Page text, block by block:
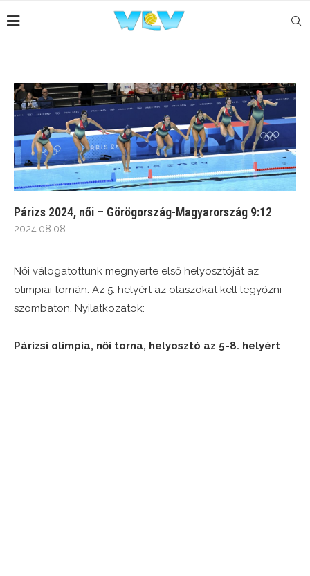
Párizs 2024, női – Görögország-Magyarország 9:12
2024.08.08.
Női válogatottunk megnyerte első helyosztóját az
olimpiai tornán. Az 5. helyért az olaszokat kell legyőzni
szombaton. Nyilatkozatok:
Párizsi olimpia, női torna, helyosztó az 5-8. helyért